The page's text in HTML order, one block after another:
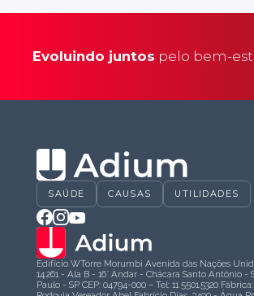
Evoluindo juntos pelo bem-
SAÚDE CAUSAS UTILIDADES
Edifício WTorre Morumbi Avenida das Nações
14.261 - Ala B - 16° Andar - Chácara Santo Antônio -
Paulo - SP CEP: 04794-000 – Tel: 11 5501.5320 Fábrica: